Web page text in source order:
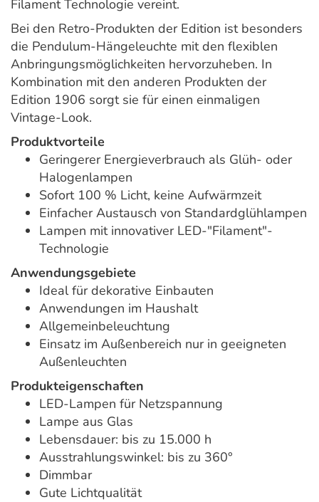
Filament Technologie vereint.
Bei den Retro-Produkten der Edition ist besonders
die Pendulum-Hängeleuchte mit den flexiblen
Anbringungsmöglichkeiten hervorzuheben. In
Kombination mit den anderen Produkten der
Edition 1906 sorgt sie für einen einmaligen
Vintage-Look.
Produktvorteile
Geringerer Energieverbrauch als Glüh- oder
Halogenlampen
Sofort 100 % Licht, keine Aufwärmzeit
Einfacher Austausch von Standardglühlampen
Lampen mit innovativer LED-"Filament"-
Technologie
Anwendungsgebiete
Ideal für dekorative Einbauten
Anwendungen im Haushalt
Allgemeinbeleuchtung
Einsatz im Außenbereich nur in geeigneten
Außenleuchten
Produkteigenschaften
LED-Lampen für Netzspannung
Lampe aus Glas
Lebensdauer: bis zu 15.000 h
Ausstrahlungswinkel: bis zu 360°
Dimmbar
Gute Lichtqualität